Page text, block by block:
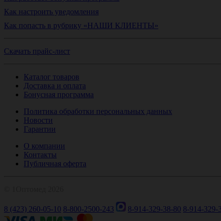
Как настроить уведомления
Как попасть в рубрику «НАШИ КЛИЕНТЫ»
Скачать прайс-лист
Каталог товаров
Доставка и оплата
Бонусная программа
Политика обработки персональных данных
Новости
Гарантии
О компании
Контакты
Публичная оферта
8 (423) 260-05-10 8-800-2500-243 8-914-329-38-80 8-914-329-